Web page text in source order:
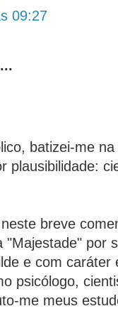
09:27
batizei-me
plausibilidade:
breve
"Majestade" por
e com caráter
psicólogo,
me meus